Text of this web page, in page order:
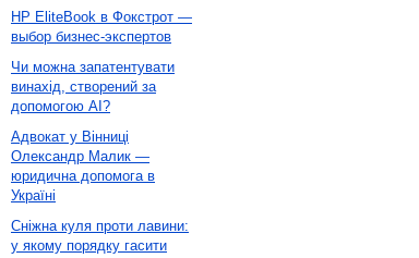
HP EliteBook в Фокстрот —
выбор бизнес-экспертов
Чи можна запатентувати
винахід, створений за
допомогою AI?
Адвокат у Вінниці
Олександр Малик —
юридична допомога в
Україні
Сніжна куля проти лавини:
у якому порядку гасити